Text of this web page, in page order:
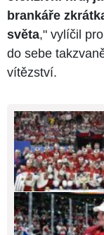
brankáře
světa," vylíčil
do sebe
vítězství.